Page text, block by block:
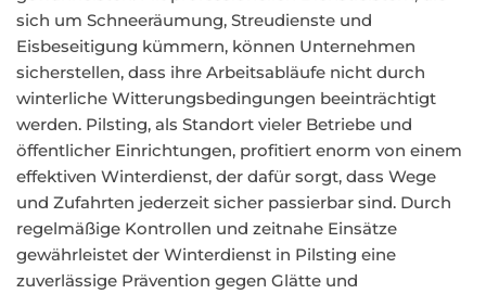
sich um Schneeräumung, Streudienste und
Eisbeseitigung kümmern, können Unternehmen
sicherstellen, dass ihre Arbeitsabläufe nicht durch
winterliche Witterungsbedingungen beeinträchtigt
werden. Pilsting, als Standort vieler Betriebe und
öffentlicher Einrichtungen, profitiert enorm von einem
effektiven Winterdienst, der dafür sorgt, dass Wege
und Zufahrten jederzeit sicher passierbar sind. Durch
regelmäßige Kontrollen und zeitnahe Einsätze
gewährleistet der Winterdienst in Pilsting eine
zuverlässige Prävention gegen Glätte und